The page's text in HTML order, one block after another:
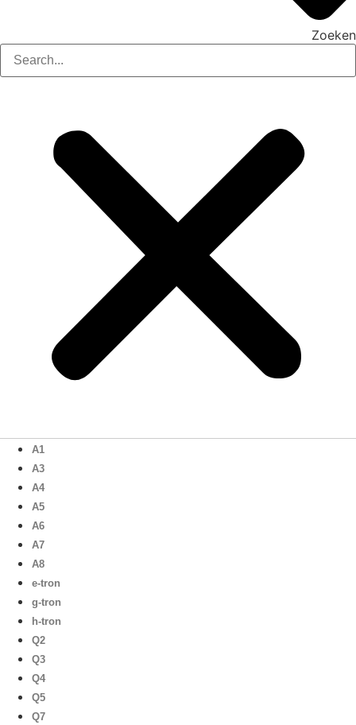
Zoeken
A1
A3
A4
A5
A6
A7
A8
e-tron
g-tron
h-tron
Q2
Q3
Q4
Q5
Q7